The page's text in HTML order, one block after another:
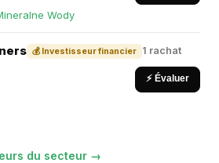
Wody
💰 Investisseur financier 1 rachat
⚡ Évaluer
du secteur →